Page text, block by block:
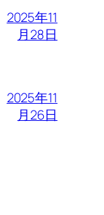
2025年11
月28日
2025年11
月26日